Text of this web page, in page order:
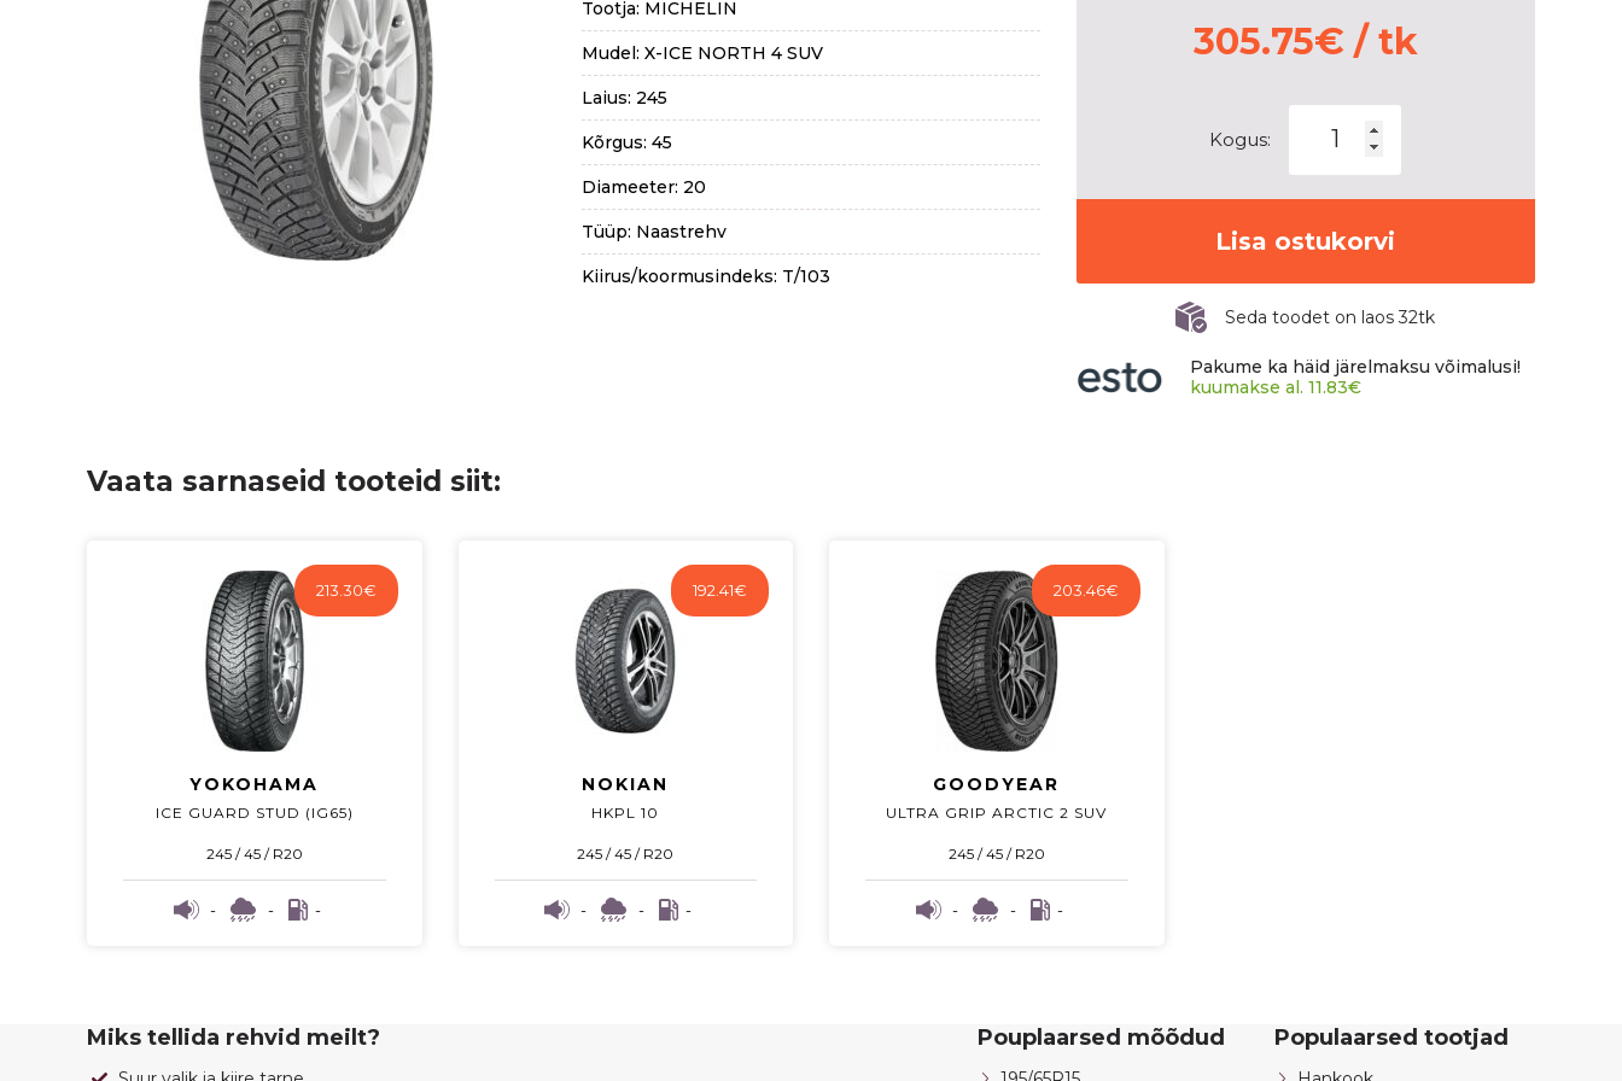
Tootja: MICHELIN
Mudel: X-ICE NORTH 4 SUV
Laius: 245
Kõrgus: 45
Diameeter: 20
Tüüp: Naastrehv
Kiirus/koormusindeks: T/103
305.75€ / tk
Kogus:
ICE
NORTH
4
Lisa ostukorvi
Seda toodet on laos 32tk
Pakume ka häid järelmaksu võimalusi!
kuumakse al. 11.83€
Vaata sarnaseid tooteid siit:
213.30€
YOKOHAMA
ICE GUARD STUD (IG65)
245 / 45 / R20
- - -
192.41€
NOKIAN
HKPL 10
245 / 45 / R20
- - -
203.46€
GOODYEAR
ULTRA GRIP ARCTIC 2 SUV
245 / 45 / R20
- - -
Miks tellida rehvid meilt? Pouplaarsed mõõdud Populaarsed tootjad